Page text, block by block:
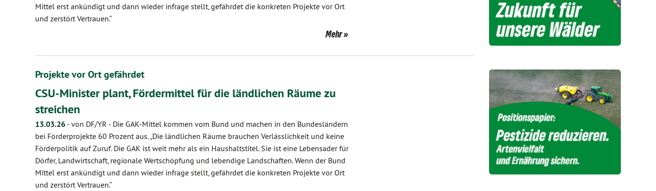
Mittel erst ankündigt und dann wieder infrage stellt, gefährdet die konkreten Projekte vor Ort
und zerstört Vertrauen.“
Mehr
Projekte vor Ort gefährdet
CSU-Minister plant, Fördermittel für die ländlichen Räume zu
streichen
13.03.26 - von DF/YR - Die GAK-Mittel kommen vom Bund und machen in den Bundesländern
bei Förderprojekte 60 Prozent aus. „Die ländlichen Räume brauchen Verlässlichkeit und keine
Förderpolitik auf Zuruf. Die GAK ist weit mehr als ein Haushaltstitel. Sie ist eine Lebensader für
Dörfer, Landwirtschaft, regionale Wertschöpfung und lebendige Landschaften. Wenn der Bund
Mittel erst ankündigt und dann wieder infrage stellt, gefährdet die konkreten Projekte vor Ort
und zerstört Vertrauen.“